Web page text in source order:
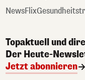
NewsFlix
Topaktuell und
Der Heute-
Jetzt abonnieren